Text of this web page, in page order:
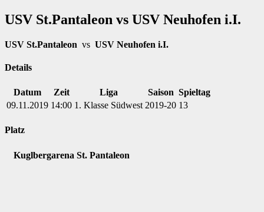
USV St.Pantaleon vs USV Neuhofen i.I.
USV St.Pantaleon vs USV Neuhofen i.I.
Details
Datum Zeit Liga Saison Spieltag
09.11.2019 14:00 1. Klasse Südwest 2019-20 13
Platz
Kuglbergarena St. Pantaleon